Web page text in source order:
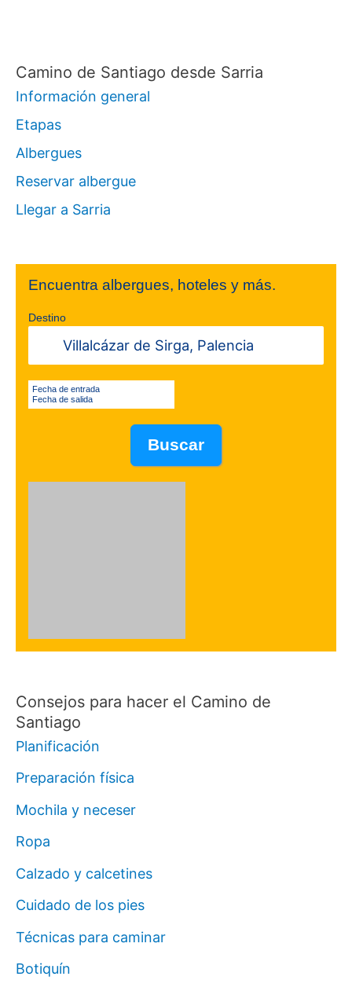
Camino de Santiago desde Sarria
Información general
Etapas
Albergues
Reservar albergue
Llegar a Sarria
Encuentra albergues, hoteles y más.
Destino
Fecha de entrada
Fecha de salida
Consejos para hacer el Camino de
Santiago
Planificación
Preparación física
Mochila y neceser
Ropa
Calzado y calcetines
Cuidado de los pies
Técnicas para caminar
Botiquín